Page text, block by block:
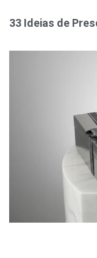
33 Ideias de